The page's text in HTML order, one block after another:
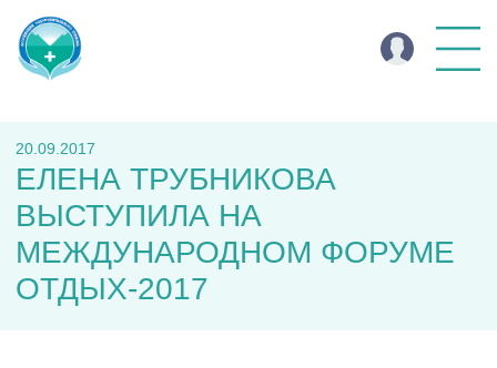
20.09.2017
ЕЛЕНА ТРУБНИКОВА
ВЫСТУПИЛА НА
МЕЖДУНАРОДНОМ ФОРУМЕ
ОТДЫХ-2017